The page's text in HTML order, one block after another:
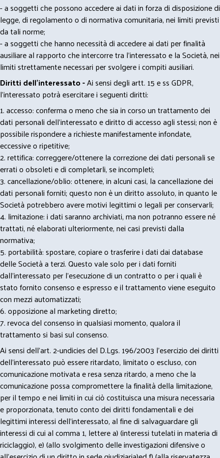
- a soggetti che possono accedere ai dati in forza di disposizione di
legge, di regolamento o di normativa comunitaria, nei limiti previsti
da tali norme;
- a soggetti che hanno necessità di accedere ai dati per finalità
ausiliare al rapporto che intercorre tra l’interessato e la Società, nei
limiti strettamente necessari per svolgere i compiti ausiliari.
Diritti dell’interessato -Ai sensi degli artt. 15 e ss GDPR,
l’interessato potrà esercitare i seguenti diritti:
1. accesso: conferma o meno che sia in corso un trattamento dei
dati personali dell’interessato e diritto di accesso agli stessi; non è
possibile rispondere a richieste manifestamente infondate,
eccessive o ripetitive;
2. rettifica: correggere/ottenere la correzione dei dati personali se
errati o obsoleti e di completarli, se incompleti;
3. cancellazione/oblio: ottenere, in alcuni casi, la cancellazione dei
dati personali forniti; questo non è un diritto assoluto, in quanto le
Società potrebbero avere motivi legittimi o legali per conservarli;
4. limitazione: i dati saranno archiviati, ma non potranno essere né
trattati, né elaborati ulteriormente, nei casi previsti dalla
normativa;
5. portabilità: spostare, copiare o trasferire i dati dai database
delle Società a terzi. Questo vale solo per i dati forniti
dall’interessato per l’esecuzione di un contratto o per i quali è
stato fornito consenso e espresso e il trattamento viene eseguito
con mezzi automatizzati;
6. opposizione al marketing diretto;
7. revoca del consenso in qualsiasi momento, qualora il
trattamento si basi sul consenso.
Ai sensi dell’art. 2-undicies del D.Lgs. 196/2003 l’esercizio dei diritti
dell’interessato può essere ritardato, limitato o escluso, con
comunicazione motivata e resa senza ritardo, a meno che la
comunicazione possa compromettere la finalità della limitazione,
per il tempo e nei limiti in cui ciò costituisca una misura necessaria
e proporzionata, tenuto conto dei diritti fondamentali e dei
legittimi interessi dell’interessato, al fine di salvaguardare gli
interessi di cui al comma 1, lettere a) (interessi tutelati in materia di
riciclaggio), e) (allo svolgimento delle investigazioni difensive o